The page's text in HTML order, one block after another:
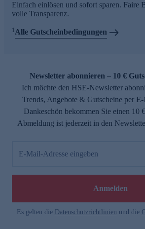
Einfach einlösen und sofort sparen. Faire
volle Transparenz.
1Alle Gutscheinbedingungen
Newsletter abonnieren – 10 €
Ich möchte den HSE-Newsletter
Trends, Angebote & Gutscheine per
Dankeschön bekommen Sie einen 10
Abmeldung ist jederzeit in den
E-Mail-Adresse eingeben
Anmelden
Es gelten die Datenschutzrichtlinien und die